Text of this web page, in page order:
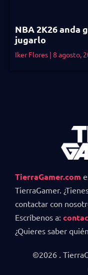
NBA 2K26 anda
jugarlo
Iker Flores 8 agosto,
TierraGamer.com
TierraGamer.
contactar con
Escríbenos a:
¿Quieres saber
©2026 .